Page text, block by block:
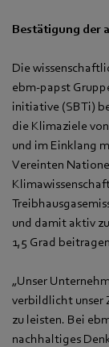
Bestätigung der
Die
ebm‑papst
initiative (SBTi)
die Klimaziele
und im Einklang
Vereinten
und damit aktiv
1,5 Grad
„Unser
verbildlicht unser
zu leisten. Bei
nachhaltiges